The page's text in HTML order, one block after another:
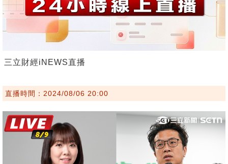
三立財經iNEWS直播
直播時間：2024/08/06 20:00